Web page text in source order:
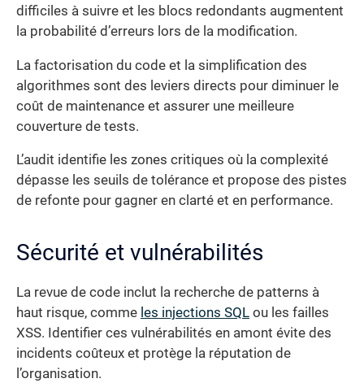
difficiles à suivre et les blocs redondants augmentent
la probabilité d’erreurs lors de la modification.
La factorisation du code et la simplification des
algorithmes sont des leviers directs pour diminuer le
coût de maintenance et assurer une meilleure
couverture de tests.
L’audit identifie les zones critiques où la complexité
dépasse les seuils de tolérance et propose des pistes
de refonte pour gagner en clarté et en performance.
Sécurité et vulnérabilités
La revue de code inclut la recherche de patterns à
haut risque, comme les injections SQL ou les failles
XSS. Identifier ces vulnérabilités en amont évite des
incidents coûteux et protège la réputation de
l’organisation.